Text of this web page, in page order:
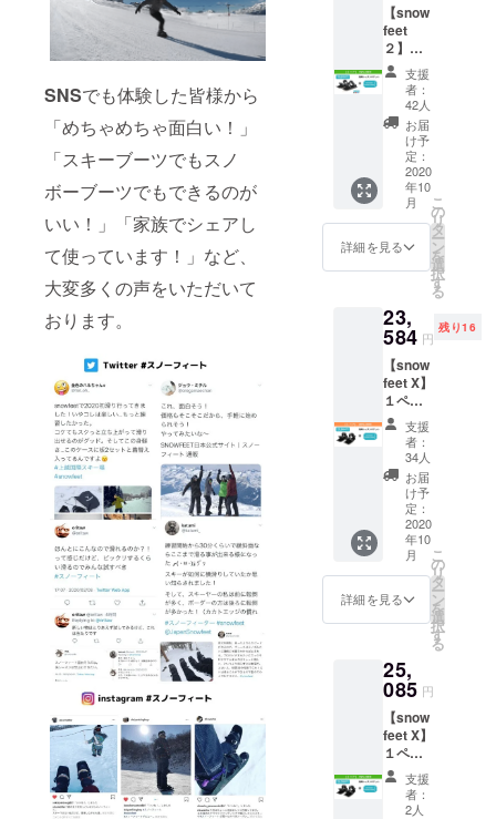
SNSでも体験した皆様から
「めちゃめちゃ面白い！」
「スキーブーツでもスノ
ボーブーツでもできるのが
いい！」「家族でシェアし
て使っています！」など、
大変多くの声をいただいて
おります。
【snow
feet
２】１
ペア
（カ
ラー選
択可
能）
レッス
ンチ
ケット
１枚 一
般価格
の１
５％オ
フ送料
レッス
ンチ
ケット
は２０
２１年
より開
催予定
snowfe
et体験
会にて
グルー
プレッ
スンが
で受け
られる
チケッ
支援
者：
42人
お届
け予
定：
2020
年10
月
詳細を見る
こ
の
リ
タ
ー
ン
を
選
択
す
る
23,
584 円
残り16
【snow
feet X】
１ペ
ア
レッス
ンチ
ケット
１枚 一
般価格
の２
０％オ
フ送料
込み
レッス
ンチ
ケット
２１年
より開
催予定
の
snowfe
et体験
会にて
グルー
プレッ
支援
者：
34人
お届
け予
定：
2020
年10
月
詳細を見る
こ
の
リ
タ
ー
ン
を
選
択
す
る
25,
085 円
【snow
feet X】
１ペア
レッス
ンチ
ケット
支援
者：
2人